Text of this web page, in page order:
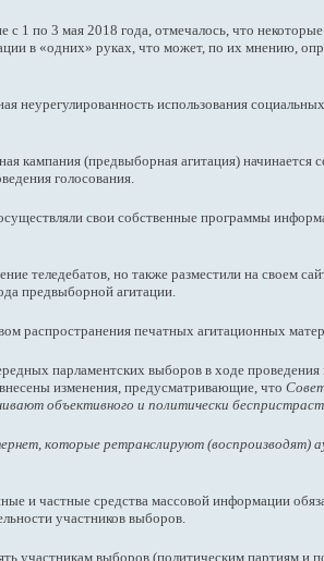
по 3 мая 2018 года, отмечалось, что
в «одних» руках, что может, по их мнению,
неурегулированность использования
кампания (предвыборная агитация)
голосования.
свои собственные программы
теледебатов, но также разместили на своем
предвыборной агитации.
распространения печатных агитационных
парламентских выборов в ходе проведения
изменения, предусматривающие, что
объективного и политически
которые ретранслируют (воспроизводят)
и частные средства массовой информации
участников выборов.
участникам выборов (политическим партиям и